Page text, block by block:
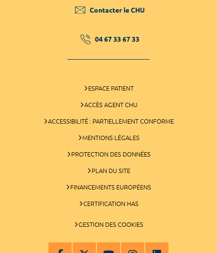
Contacter le CHU
04 67 33 67 33
ESPACE PATIENT
ACCÈS AGENT CHU
ACCESSIBILITÉ : PARTIELLEMENT CONFORME
MENTIONS LÉGALES
PROTECTION DES DONNÉES
PLAN DU SITE
FINANCEMENTS EUROPÉENS
CERTIFICATION HAS
GESTION DES COOKIES